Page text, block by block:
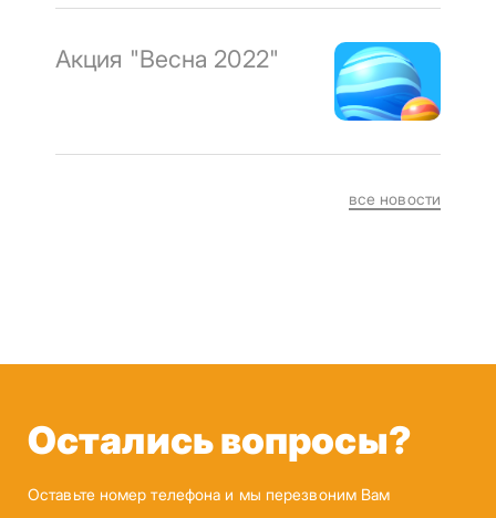
Акция "Весна 2022"
все новости
Остались вопросы?
Оставьте номер телефона и мы перезвоним Вам